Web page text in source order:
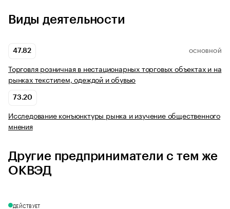
Виды деятельности
47.82 ОСНОВНОЙ
Торговля розничная в нестационарных торговых объектах и на
рынках текстилем, одеждой и обувью
73.20
Исследование конъюнктуры рынка и изучение общественного
мнения
Другие предприниматели с тем же
ОКВЭД
ДЕЙСТВУЕТ